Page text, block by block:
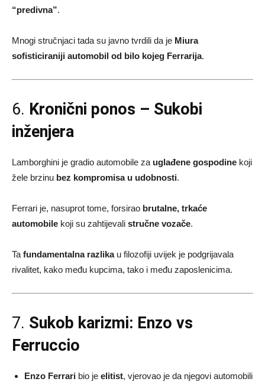
“predivna”.
Mnogi stručnjaci tada su javno tvrdili da je Miura
sofisticiraniji automobil od bilo kojeg Ferrarija.
6. Kronični ponos – Sukobi
inženjera
Lamborghini je gradio automobile za uglađene gospodine koji
žele brzinu bez kompromisa u udobnosti.
Ferrari je, nasuprot tome, forsirao brutalne, trkaće
automobile koji su zahtijevali stručne vozače.
Ta fundamentalna razlikau filozofiji uvijek je podgrijavala
rivalitet, kako među kupcima, tako i među zaposlenicima.
7. Sukob karizmi: Enzo vs
Ferruccio
Enzo Ferrari bio je elitist, vjerovao je da njegovi automobili